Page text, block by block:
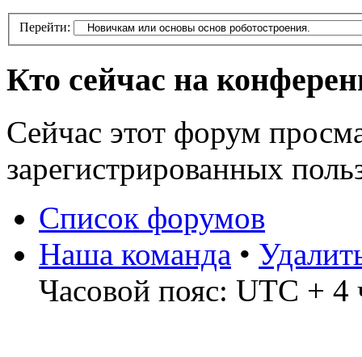
Перейти:
Кто сейчас на
Сейчас этот форум
зарегистрированных
Список форумов
Наша команда •
Часовой пояс: UTC + 4